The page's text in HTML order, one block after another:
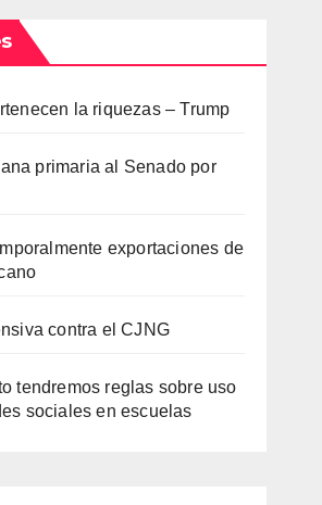
la riquezas – Trump
primaria al Senado por
exportaciones de
contra el CJNG
tendremos reglas sobre uso
sociales en escuelas